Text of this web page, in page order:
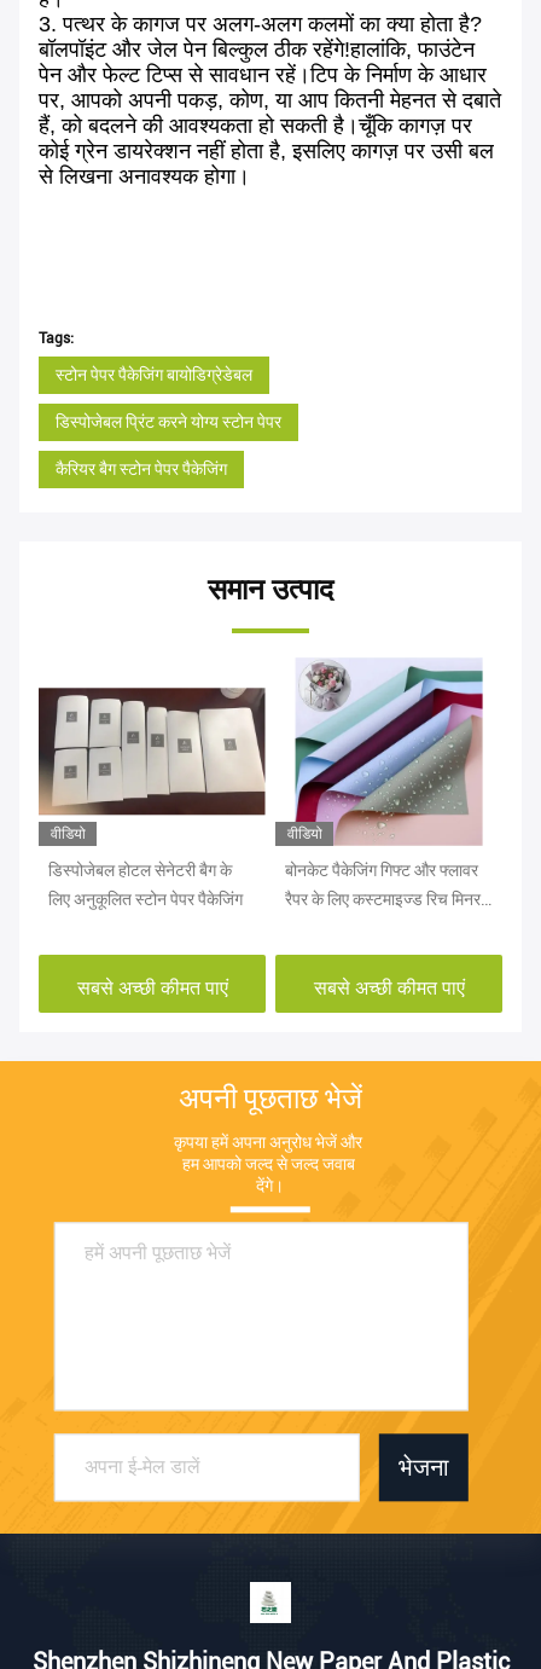
3. पत्थर के कागज पर अलग-अलग कलमों का क्या होता है?
बॉलपॉइंट और जेल पेन बिल्कुल ठीक रहेंगे!हालांकि, फाउंटेन
पेन और फेल्ट टिप्स से सावधान रहें।टिप के निर्माण के आधार
पर, आपको अपनी पकड़, कोण, या आप कितनी मेहनत से दबाते
हैं, को बदलने की आवश्यकता हो सकती है।चूँकि कागज़ पर
कोई ग्रेन डायरेक्शन नहीं होता है, इसलिए कागज़ पर उसी बल
से लिखना अनावश्यक होगा।
Tags:
स्टोन पेपर पैकेजिंग बायोडिग्रेडेबल
डिस्पोजेबल प्रिंट करने योग्य स्टोन पेपर
कैरियर बैग स्टोन पेपर पैकेजिंग
समान उत्पाद
वीडियो
डिस्पोजेबल होटल सेनेटरी बैग के
लिए अनुकूलित स्टोन पेपर पैकेजिंग
सबसे अच्छी कीमत पाएं
वीडियो
बोनकेट पैकेजिंग गिफ्ट और फ्लावर
रैपर के लिए कस्टमाइज्ड रिच मिनरल
सबसे अच्छी कीमत पाएं
अपनी पूछताछ भेजें
कृपया हमें अपना अनुरोध भेजें और
हम आपको जल्द से जल्द जवाब
देंगे।
भेजना
Shenzhen Shizhineng New Paper And Plastic